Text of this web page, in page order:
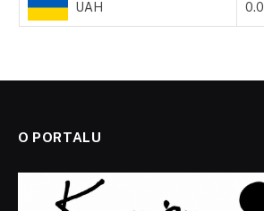
UAH
O PORTALU